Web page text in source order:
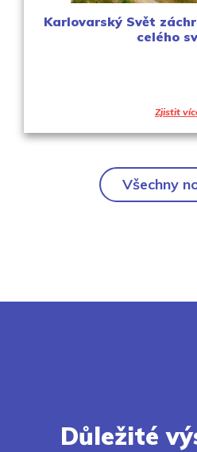
Karlovarský Svět
celého
Zjistit
Všechny
Důležité